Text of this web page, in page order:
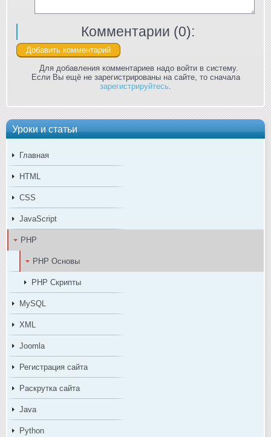
Уроки и статьи
Главная
HTML
CSS
JavaScript
PHP
PHP Основы
PHP Скрипты
MySQL
XML
Joomla
Регистрация сайта
Раскрутка сайта
Java
Python
Комментарии (0):
Для добавления комментариев надо войти в систему.
Если Вы ещё не зарегистрированы на сайте, то сначала
зарегистрируйтесь.